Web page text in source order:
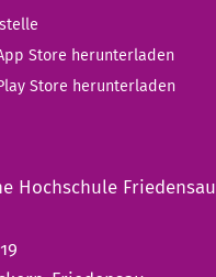
Store herunterladen
Store herunterladen
Hochschule Friedensau